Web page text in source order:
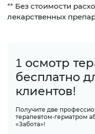
** Без стоимости
лекарственных
1 осмотр
бесплатно
клиентов!
Получите две
терапевтом-гериатром
«Забота»!